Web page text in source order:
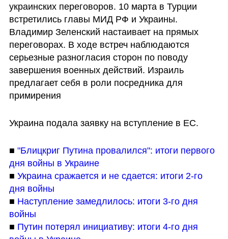
украинских переговоров. 10 марта в Турции
встретились главы МИД РФ и Украины.
Владимир Зеленский настаивает на прямых
переговорах. В ходе встреч наблюдаются
серьезные разногласия сторон по поводу
завершения военных действий. Израиль
предлагает себя в роли посредника для
примирения
Украина подала заявку на вступление в ЕС.
■ "Блицкриг Путина провалился": итоги первого
дня войны в Украине
■ Украина сражается и не сдается: итоги 2-го
дня войны
■ Наступление замедлилось: итоги 3-го дня
войны
■ Путин потерял инициативу: итоги 4-го дня